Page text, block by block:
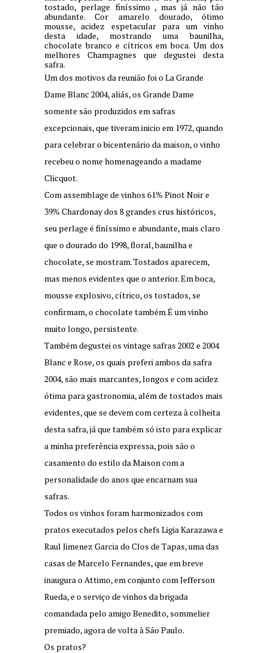
tostado, perlage finíssimo , mas já não tão
abundante. Cor amarelo dourado, ótimo
mousse, acidez espetacular para um vinho
desta idade, mostrando uma baunilha,
chocolate branco e cítricos em boca. Um dos
melhores Champagnes que degustei desta
safra.
Um dos motivos da reunião foi o La Grande
Dame Blanc 2004, aliás, os Grande Dame
somente são produzidos em safras
excepcionais, que tiveram inicio em 1972, quando
para celebrar o bicentenário da maison, o vinho
recebeu o nome homenageando a madame
Clicquot.
Com assemblage de vinhos 61% Pinot Noir e
39% Chardonay dos 8 grandes crus históricos,
seu perlage é finíssimo e abundante, mais claro
que o dourado do 1998, floral, baunilha e
chocolate, se mostram. Tostados aparecem,
mas menos evidentes que o anterior. Em boca,
mousse explosivo, cítrico, os tostados, se
confirmam, o chocolate também.É um vinho
muito longo, persistente.
Também degustei os vintage safras 2002 e 2004
Blanc e Rose, os quais preferi ambos da safra
2004, são mais marcantes, longos e com acidez
ótima para gastronomia, além de tostados mais
evidentes, que se devem com certeza à colheita
desta safra, já que também só isto para explicar
a minha preferência expressa, pois são o
casamento do estilo da Maison com a
personalidade do anos que encarnam sua
safras.
Todos os vinhos foram harmonizados com
pratos executados pelos chefs Ligia Karazawa e
Raul Jimenez Garcia do Clos de Tapas, uma das
casas de Marcelo Fernandes, que em breve
inaugura o Attimo, em conjunto com Jefferson
Rueda, e o serviço de vinhos da brigada
comandada pelo amigo Benedito, sommelier
premiado, agora de volta à São Paulo.
Os pratos?